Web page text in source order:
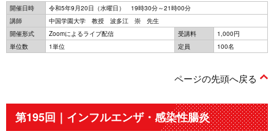
開催日時
令和5年9月20日（水曜日） 19時30分～21時00分
講師
中国学園大学 教授 波多江 崇 先生
開催形式
Zoomによるライブ配信 受講料
1,000円
単位数
1単位 定員 100名
ページの先頭へ戻る
第195回｜インフルエンザ・感染性腸炎